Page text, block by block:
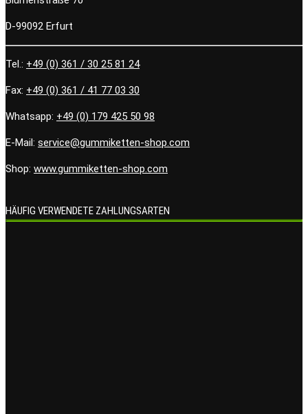
D-99092 Erfurt
Tel.: +49 (0) 361 / 30 25 81 24
Fax: +49 (0) 361 / 41 77 03 30
Whatsapp: +49 (0) 179 425 50 98
E-Mail: service@gummiketten-shop.com
Shop: www.gummiketten-shop.com
HÄUFIG VERWENDETE ZAHLUNGSARTEN